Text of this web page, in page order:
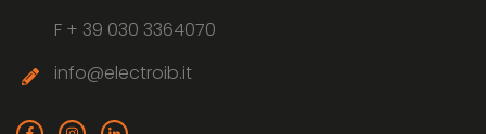
F + 39 030 3364070
info@electroib.it